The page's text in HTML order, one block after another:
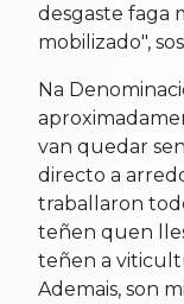
desgaste faga
mobilizado",
Na
van quedar
directo a
traballaron
teñen quen
teñen a
Ademais, son